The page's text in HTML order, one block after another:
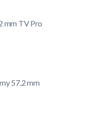
mm TV Pro
57,2 mm